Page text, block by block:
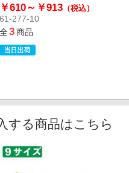
￥610～ ￥913 （税込）
61-277-10
全3商品
する商品はこちら